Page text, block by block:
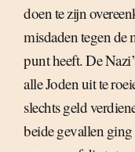
doen te zijn
misdaden tegen de
punt heeft. De
alle Joden uit te
slechts geld
beide gevallen